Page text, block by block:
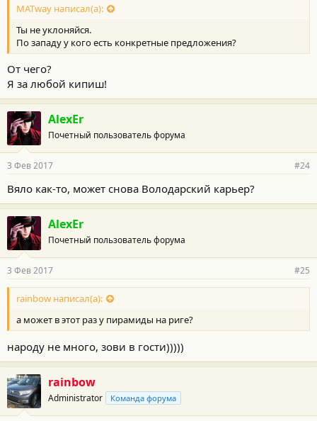
MATway написал(а):
Ты не уклоняйся.
По западу у кого есть конкретные предложения?
От чего?
Я за любой кипиш!
AlexEr
Почетный пользователь форума
3 Фев 2017 #24
Вяло как-то, может снова Володарский карьер?
AlexEr
Почетный пользователь форума
3 Фев 2017 #25
rainbow написал(а):
а может в этот раз у пирамиды на риге?
народу не много, зови в гости)))))
rainbow
Administrator Команда форума